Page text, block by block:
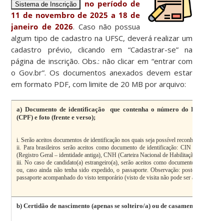
Sistema de Inscrição
no período de
11 de novembro de 2025 a 18 de
janeiro de 2026. Caso não possua
algum tipo de cadastro na UFSC, deverá realizar um
cadastro prévio, clicando em “Cadastrar-se” na
página de inscrição. Obs.: não clicar em “entrar com
o Gov.br”.Os documentos anexados devem estar
emformato PDF, com limite de 20 MB por arquivo:
a) Documento de identificação que contenha o número do Registro
(CPF) e foto (frente e verso);
i. Serão aceitos documentos de identificação nos quais seja possível reconhecer o(a)
ii. Para brasileiros serão aceitos como documento de identificação: CIN (Carteira
(Registro Geral – identidade antiga), CNH (Carteira Nacional de Habilitação) e
iii. No caso de candidato(a) estrangeiro(a), serão aceitos como documento de
ou, caso ainda não tenha sido expedido, o passaporte. Observação:
passaporte acompanhado do visto temporário (visto de visita não pode ser aceito).
b) Certidão de nascimento (apenas se solteiro/a) ou de casamento;